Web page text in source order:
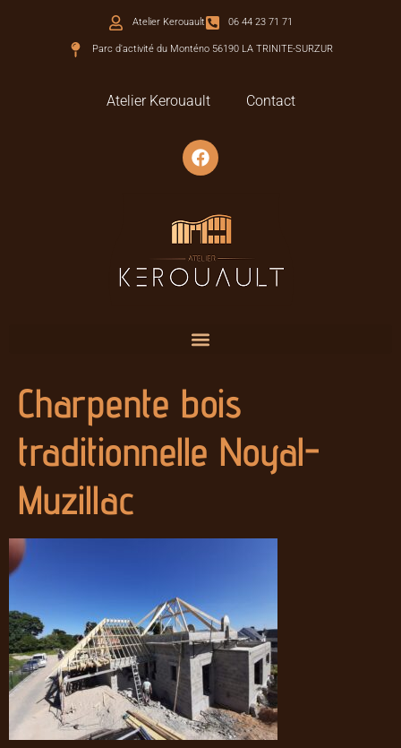
Atelier Kerouault 06 44 23 71 71
Parc d'activité du Monténo 56190 LA TRINITE-SURZUR
Atelier Kerouault Contact
Charpente bois
traditionnelle Noyal-
Muzillac